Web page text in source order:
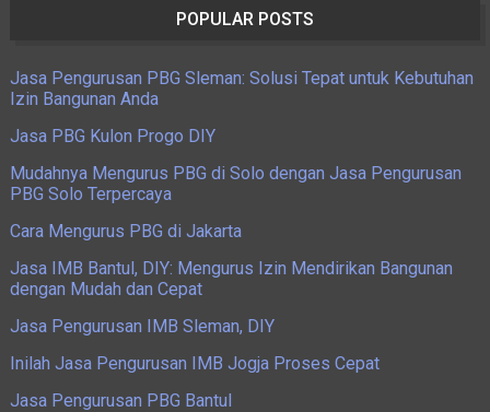
POPULAR POSTS
Jasa Pengurusan PBG Sleman: Solusi Tepat untuk Kebutuhan
Izin Bangunan Anda
Jasa PBG Kulon Progo DIY
Mudahnya Mengurus PBG di Solo dengan Jasa Pengurusan
PBG Solo Terpercaya
Cara Mengurus PBG di Jakarta
Jasa IMB Bantul, DIY: Mengurus Izin Mendirikan Bangunan
dengan Mudah dan Cepat
Jasa Pengurusan IMB Sleman, DIY
Inilah Jasa Pengurusan IMB Jogja Proses Cepat
Jasa Pengurusan PBG Bantul